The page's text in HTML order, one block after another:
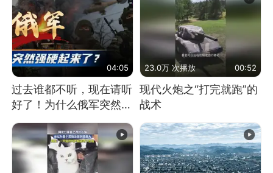
04:05
过去谁都不听，现在请听
好了！为什么俄军突然强
硬起来了？
23.0万 次播放 00:52
现代火炮之“打完就跑”的
战术